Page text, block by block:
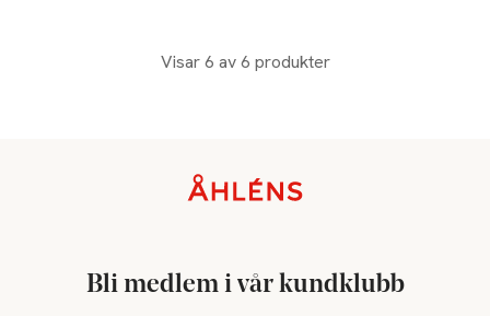
Visar 6 av 6 produkter
Bli medlem i vår kundklubb